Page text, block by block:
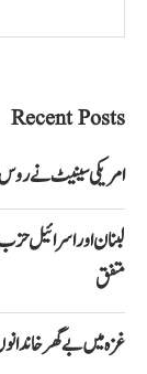
Recent Posts
امریکی سینیٹ نے روس
لبنان اور اسرائیل
متفق
غزہ میں بے گھر